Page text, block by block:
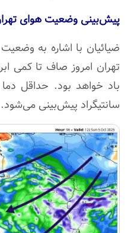
پیش‌بینی وضعیت هوای
ضیائیان با اشاره به
تهران امروز صاف تا کمی
سانتیگراد پیش‌بینی می‌شود.